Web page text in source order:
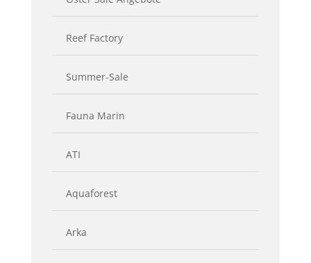
Reef Factory
Summer-Sale
Fauna Marin
ATI
Aquaforest
Arka